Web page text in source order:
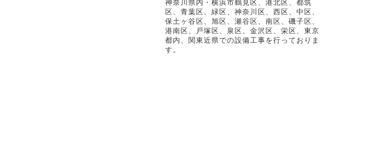
神奈川県内・横浜市鶴見区、港北区、都筑
区、青葉区、緑区、神奈川区、西区、中区、
保土ヶ谷区、旭区、瀬谷区、南区、磯子区、
港南区、戸塚区、泉区、金沢区、栄区、東京
都内、関東近県での設備工事を行っておりま
す。